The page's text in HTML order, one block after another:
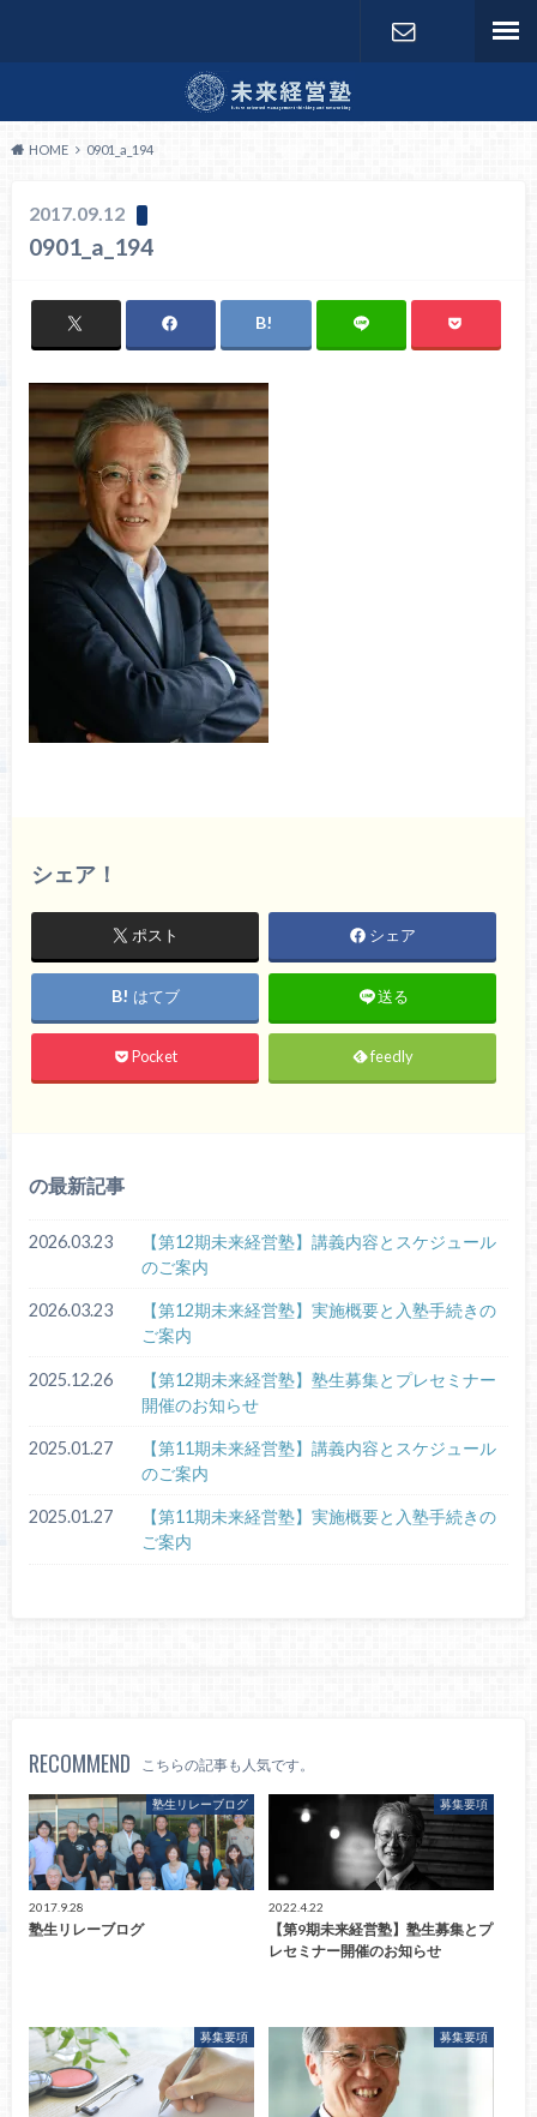
HOME 0901_a_194
2017.09.12
0901_a_194
シェア！
ポスト シェア
はてブ 送る
Pocket feedly
の最新記事
2026.03.23
【第12期未来経営塾】講義内容とスケジュール
のご案内
2026.03.23
【第12期未来経営塾】実施概要と入塾手続きの
ご案内
2025.12.26
【第12期未来経営塾】塾生募集とプレセミナー
開催のお知らせ
2025.01.27
【第11期未来経営塾】講義内容とスケジュール
のご案内
2025.01.27
【第11期未来経営塾】実施概要と入塾手続きの
ご案内
RECOMMEND こちらの記事も人気です。
塾生リレーブログ
2017.9.28
塾生リレーブログ
募集要項
2022.4.22
【第9期未来経営塾】塾生募集とプ
レセミナー開催のお知らせ
募集要項 募集要項